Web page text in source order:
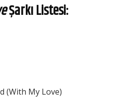
Şarkı Listesi:
(With My Love)